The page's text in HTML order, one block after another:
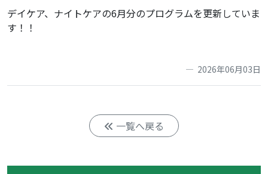
デイケア、ナイトケアの6月分のプログラムを更新していま
す！！
2026年06月03日
一覧へ戻る